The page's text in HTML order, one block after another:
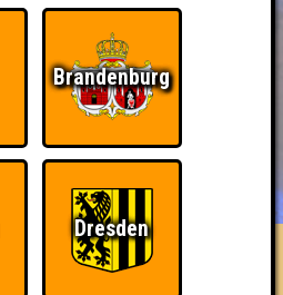
RESERVIERUNG
ÜBER UNS
Brandenburg
Dresden